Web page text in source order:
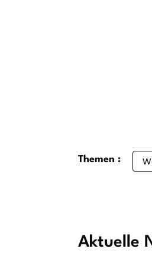
Themen :
Aktuelle